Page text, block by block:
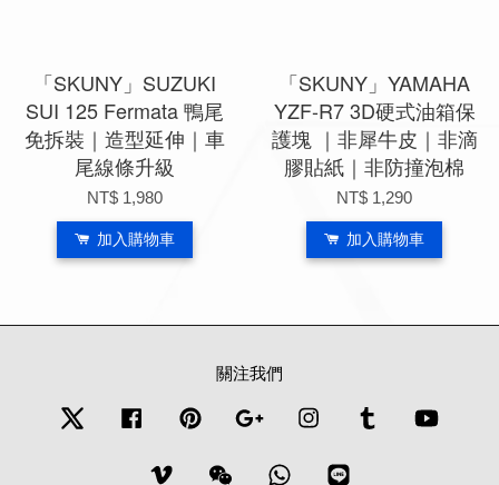
「SKUNY」SUZUKI
SUI 125 Fermata 鴨尾
免拆裝｜造型延伸｜車
尾線條升級
NT$ 1,980
加入購物車
「SKUNY」YAMAHA
YZF-R7 3D硬式油箱保
護塊 ｜非犀牛皮｜非滴
膠貼紙｜非防撞泡棉
NT$ 1,290
加入購物車
關注我們
Twitter Facebook Pinterest Google Instagram Tumblr
Vimeo Wechat Whatsapp